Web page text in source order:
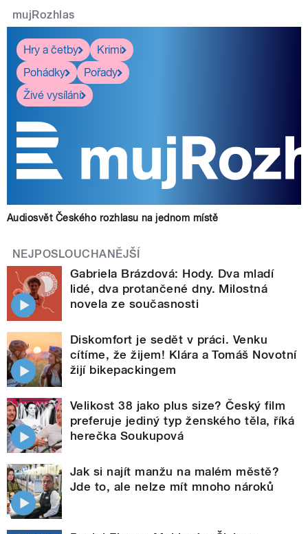
mujRozhlas
Hry a četby
Krimi
Pohádky
Pořady
Živé vysílání
Audiosvět Českého rozhlasu na jednom místě
NEJPOSLOUCHANĚJŠÍ
Gabriela Brázdová: Hody. Dva mladí
lidé, dva protančené dny. Milostná
novela ze současnosti
Diskomfort je sedět v práci. Venku
cítíme, že žijem! Klára a Tomáš Novotní
žijí bikepackingem
Velikost 38 jako plus size? Český film
preferuje jediný typ ženského těla, říká
herečka Soukupová
Jak si najít manžu na malém městě?
Jde to, ale nelze mít mnoho nároků